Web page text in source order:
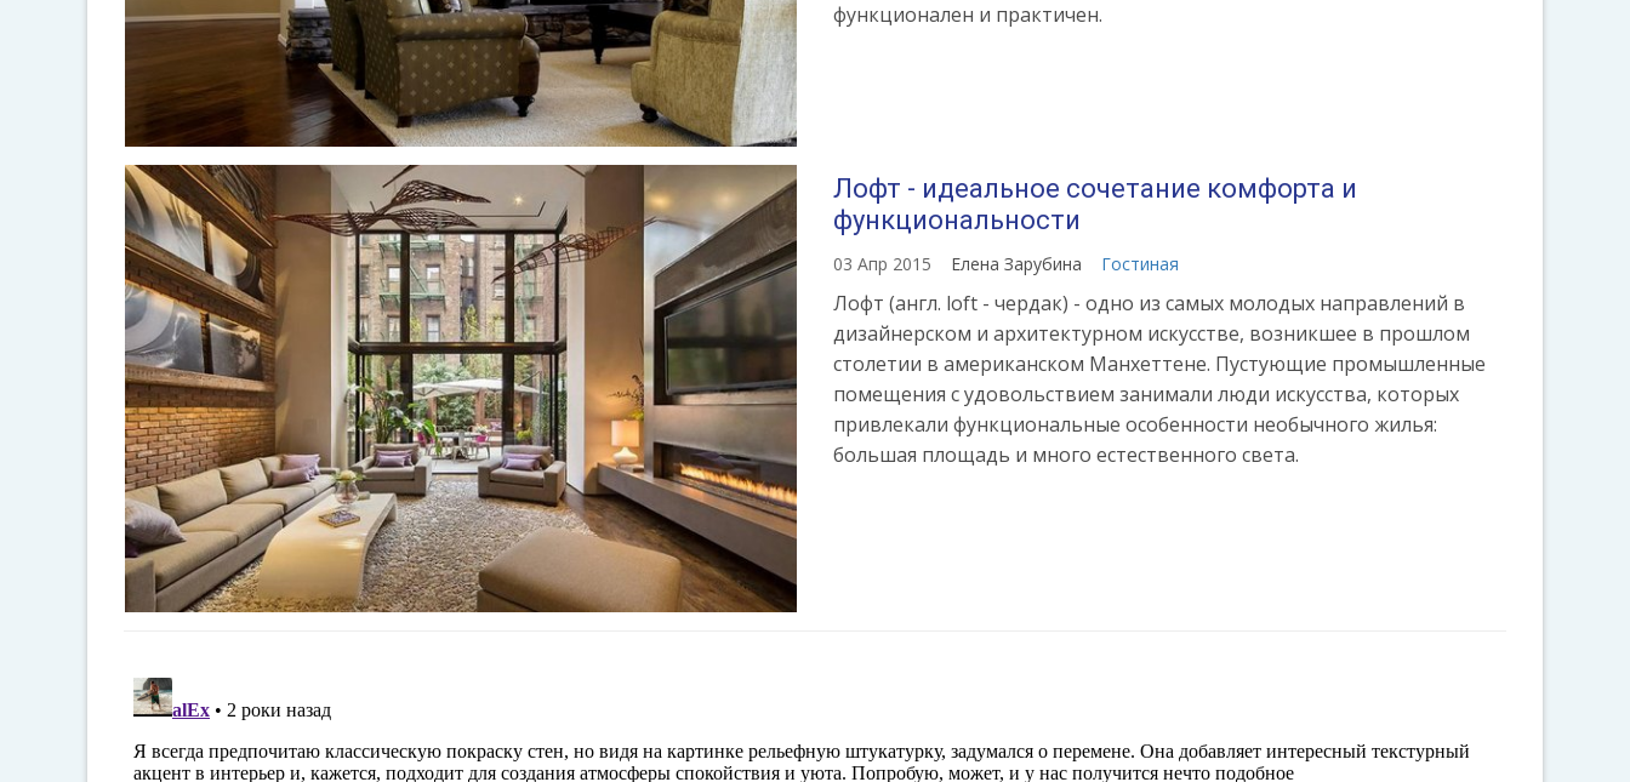
функционален и практичен.
Лофт - идеальное сочетание комфорта и
функциональности
03 Апр 2015 Елена Зарубина Гостиная
Лофт (англ. loft - чердак) - одно из самых молодых направлений в
дизайнерском и архитектурном искусстве, возникшее в прошлом
столетии в американском Манхеттене. Пустующие промышленные
помещения с удовольствием занимали люди искусства, которых
привлекали функциональные особенности необычного жилья:
большая площадь и много естественного света.